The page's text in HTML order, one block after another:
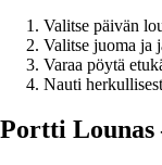
Valitse päivän
Valitse juoma ja
Varaa pöytä
Nauti
Portti Lounas